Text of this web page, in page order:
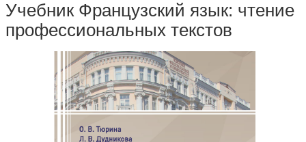
Учебник Французский язык: чтение
профессиональных текстов